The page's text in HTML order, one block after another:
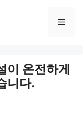
이 온전하게
니다.